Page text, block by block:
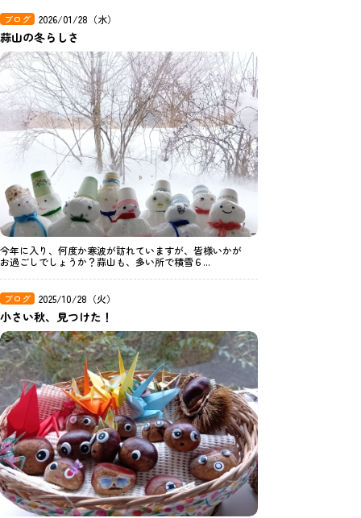
ブログ 2026/01/28（水）
蒜山の冬らしさ
今年に入り、何度か寒波が訪れていますが、皆様いかが
お過ごしでしょうか？蒜山も、多い所で積雪６...
ブログ 2025/10/28（火）
小さい秋、見つけた！